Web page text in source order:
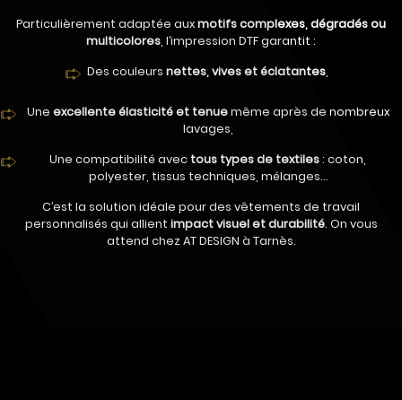
Particulièrement adaptée auxmotifs complexes, dégradés ou
multicolores , l’impression DTF garantit :
Des couleurs nettes, vives et éclatantes
Une excellente élasticité et tenuemême après de nombreux
lavages,
Une compatibilité avec tous types de textiles: coton,
polyester, tissus techniques, mélanges…
C’est la solution idéale pour des vêtements de travail
personnalisés qui allient impact visuel et durabilité. On vous
attend chez AT DESIGN à Tarnès.